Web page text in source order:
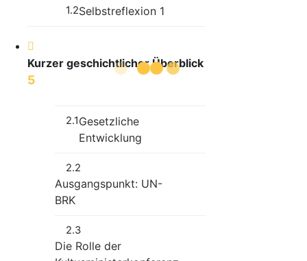
1.2Selbstreflexion 1
Kurzer geschichtlicher Überblick
5
2.1Gesetzliche
Entwicklung
2.2
Ausgangspunkt: UN-
BRK
2.3
Die Rolle der